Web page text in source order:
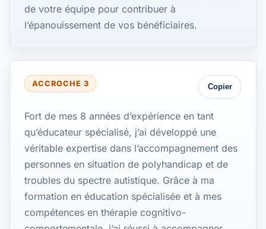
de votre équipe pour contribuer à
l’épanouissement de vos bénéficiaires.
ACCROCHE 3 Copier
Fort de mes 8 années d’expérience en tant
qu’éducateur spécialisé, j’ai développé une
véritable expertise dans l’accompagnement des
personnes en situation de polyhandicap et de
troubles du spectre autistique. Grâce à ma
formation en éducation spécialisée et à mes
compétences en thérapie cognitivo-